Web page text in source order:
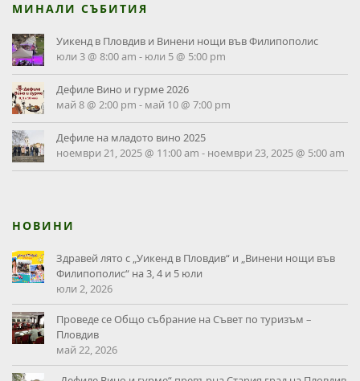
МИНАЛИ СЪБИТИЯ
Уикенд в Пловдив и Винени нощи във Филипополис
юли 3 @ 8:00 am - юли 5 @ 5:00 pm
Дефиле Вино и гурме 2026
май 8 @ 2:00 pm - май 10 @ 7:00 pm
Дефиле на младото вино 2025
ноември 21, 2025 @ 11:00 am - ноември 23, 2025 @ 5:00 am
НОВИНИ
Здравей лято с „Уикенд в Пловдив“ и „Винени нощи във
Филипополис“ на 3, 4 и 5 юли
юли 2, 2026
Проведе се Общо събрание на Съвет по туризъм –
Пловдив
май 22, 2026